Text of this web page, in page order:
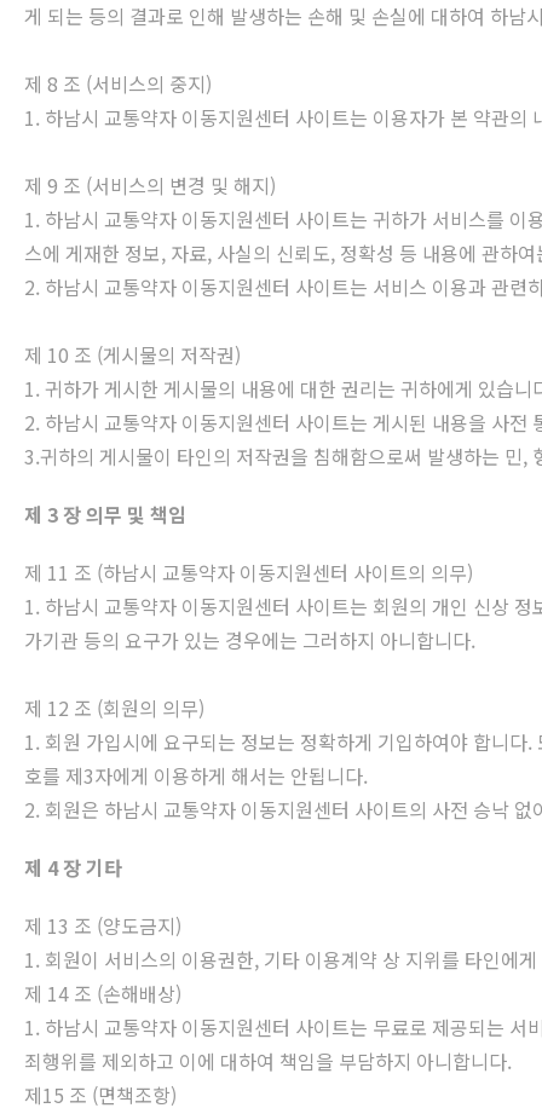
게 되는 등의 결과로 인해 발생하는 손해 및 손실에 대하여 하
제 8 조 (서비스의 중지)
1. 하남시 교통약자 이동지원센터 사이트는 이용자가 본 약관
제 9 조 (서비스의 변경 및 해지)
1. 하남시 교통약자 이동지원센터 사이트는 귀하가 서비스를
스에 게재한 정보, 자료, 사실의 신뢰도, 정확성 등 내용에 관하
2. 하남시 교통약자 이동지원센터 사이트는 서비스 이용과 관
제 10 조 (게시물의 저작권)
1. 귀하가 게시한 게시물의 내용에 대한 권리는 귀하에게 있습니
2. 하남시 교통약자 이동지원센터 사이트는 게시된 내용을 사
3.귀하의 게시물이 타인의 저작권을 침해함으로써 발생하는 민
제 3 장 의무 및 책임
제 11 조 (하남시 교통약자 이동지원센터 사이트의 의무)
1. 하남시 교통약자 이동지원센터 사이트는 회원의 개인 신상
가기관 등의 요구가 있는 경우에는 그러하지 아니합니다.
제 12 조 (회원의 의무)
1. 회원 가입시에 요구되는 정보는 정확하게 기입하여야 합니
호를 제3자에게 이용하게 해서는 안됩니다.
2. 회원은 하남시 교통약자 이동지원센터 사이트의 사전 승낙
제 4 장 기타
제 13 조 (양도금지)
1. 회원이 서비스의 이용권한, 기타 이용계약 상 지위를 타인에
제 14 조 (손해배상)
1. 하남시 교통약자 이동지원센터 사이트는 무료로 제공되는
죄행위를 제외하고 이에 대하여 책임을 부담하지 아니합니다.
제15 조 (면책조항)